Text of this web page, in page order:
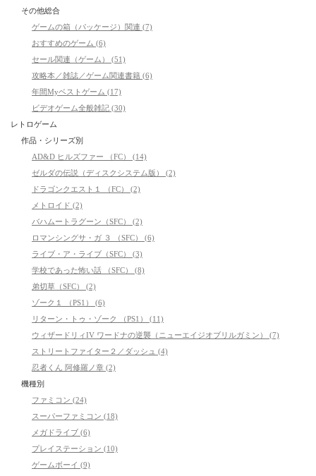
その他総合
ゲームの箱（パッケージ）関連 (7)
おすすめのゲーム (6)
セール関連（ゲーム） (51)
攻略本／雑誌／ゲーム関連書籍 (6)
年間Myベストゲーム (17)
ビデオゲーム全般雑記 (30)
レトロゲーム
作品・シリーズ別
AD&D ヒルズファー （FC） (14)
ゼルダの伝説（ディスクシステム版） (2)
ドラゴンクエスト１ （FC） (2)
メトロイド (2)
バハムートラグーン（SFC） (2)
ロマンシングサ・ガ ３ （SFC） (6)
ライブ・ア・ライブ（SFC） (3)
学校であった怖い話 （SFC） (8)
弟切草（SFC） (2)
ゾーク１ （PS1） (6)
リターン・トゥ・ゾーク （PS1） (11)
ウィザードリィIV ワードナの逆襲（ニューエイジオブリルガミン） (7)
ストリートファイター２／ダッシュ (4)
忍者くん 阿修羅ノ章 (2)
機種別
ファミコン (24)
スーパーファミコン (18)
メガドライブ (6)
プレイステーション (10)
ゲームボーイ (9)